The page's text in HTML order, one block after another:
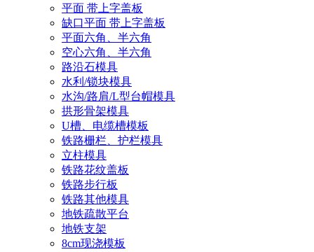
平面 带上字盖板
缺口平面 带上字盖板
平面六角、半六角
空心六角、半六角
路沿石模具
水利/锁块模具
水沟/路肩/L型台帽模具
拱形骨架模具
U槽、电缆槽模板
铁路栅栏、护栏模具
立柱模具
铁路花纹盖板
铁路步行板
铁路其他模具
地铁疏散平台
地铁支架
8cm现浇模板